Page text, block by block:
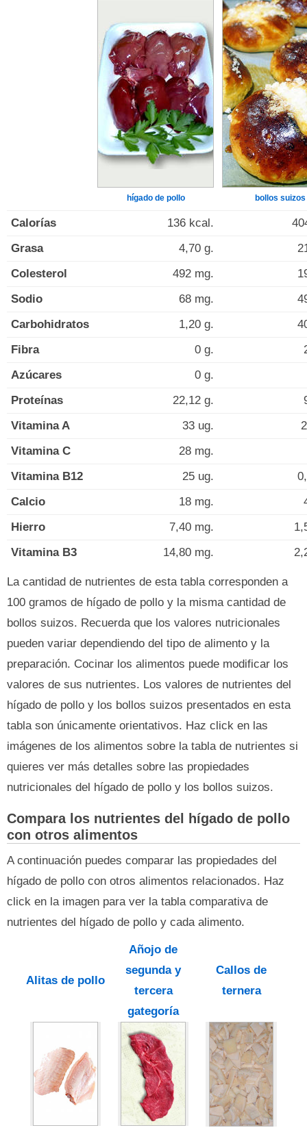
hígado de pollo bollos suizos
Calorías 136 kcal.
Grasa
4,70 g.
Colesterol
492 mg.
Sodio
68 mg.
Carbohidratos
1,20 g.
Fibra
0 g.
Azúcares
0 g.
Proteínas
22,12 g.
Vitamina A
33 ug.
Vitamina C
28 mg.
Vitamina B12
25 ug.
Calcio
18 mg.
Hierro
7,40 mg.
Vitamina B3
14,80 mg.
La cantidad de nutrientes de esta tabla corresponden a
100 gramos de hígado de pollo y la misma cantidad de
bollos suizos. Recuerda que los valores nutricionales
pueden variar dependiendo del tipo de alimento y la
preparación. Cocinar los alimentos puede modificar los
valores de sus nutrientes. Los valores de nutrientes del
hígado de pollo y los bollos suizos presentados en esta
tabla son únicamente orientativos. Haz click en las
imágenes de los alimentos sobre la tabla de nutrientes si
quieres ver más detalles sobre las propiedades
nutricionales del hígado de pollo y los bollos suizos.
Compara los nutrientes del hígado de pollo
con otros alimentos
A continuación puedes comparar las propiedades del
hígado de pollo con otros alimentos relacionados. Haz
click en la imagen para ver la tabla comparativa de
nutrientes del hígado de pollo y cada alimento.
Alitas de pollo
Añojo de
segunda y
tercera
gategoría
Callos de
ternera